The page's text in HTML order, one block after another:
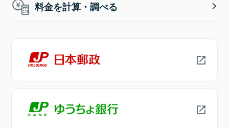
料金を計算・調べる